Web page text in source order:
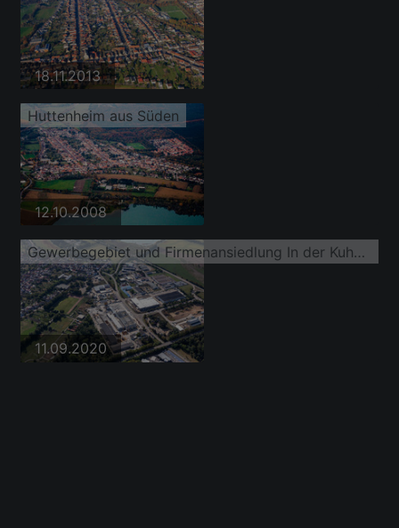
18.11.2013
Huttenheim aus Süden
12.10.2008
Gewerbegebiet und Firmenansiedlung In der Kuhweid mit SAB Trade & Services GmbH, Frank und Waldenberger GmbH, airwasol und Ledo Plus in Huttenheim
11.09.2020